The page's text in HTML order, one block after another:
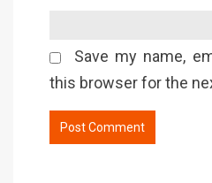
Save my name,
this browser for the